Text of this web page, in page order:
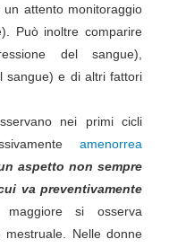
attento monitoraggio
Può inoltre comparire
del sangue),
sangue) e di altri fattori
nei primi cicli
amenorrea
aspetto non sempre
va preventivamente
si osserva
Nelle donne